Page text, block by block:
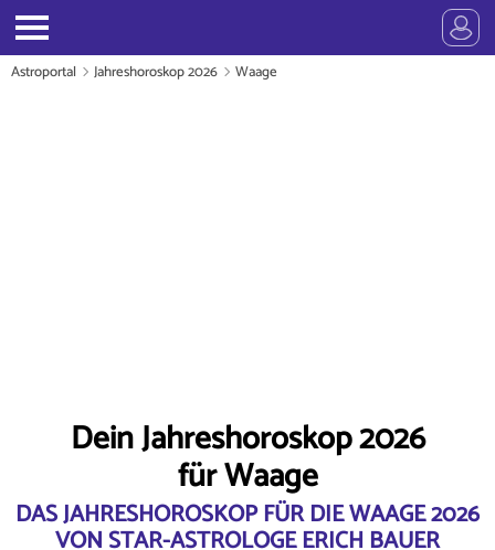
Astroportal Jahreshoroskop 2026 Waage
Dein Jahreshoroskop 2026
für Waage
DAS JAHRESHOROSKOP FÜR DIE WAAGE 2026
VON STAR-ASTROLOGE ERICH BAUER